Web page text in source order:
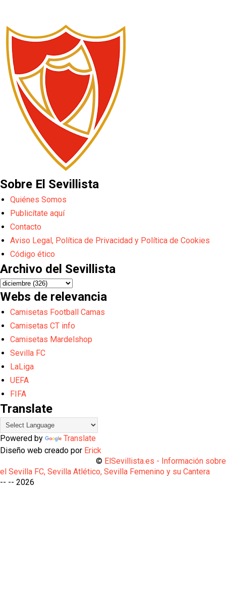
Sobre El Sevillista
Quiénes Somos
Publicítate aquí
Contacto
Aviso Legal, Política de Privacidad y Política de Cookies
Código ético
Archivo del Sevillista
Webs de relevancia
Camisetas Football Camas
Camisetas CT info
Camisetas Mardelshop
Sevilla FC
LaLiga
UEFA
FIFA
Translate
Powered by
Translate
Diseño web creado por Erick
© ElSevillista.es - Información sobre
el Sevilla FC, Sevilla Atlético, Sevilla Femenino y su Cantera
-- -- 2026